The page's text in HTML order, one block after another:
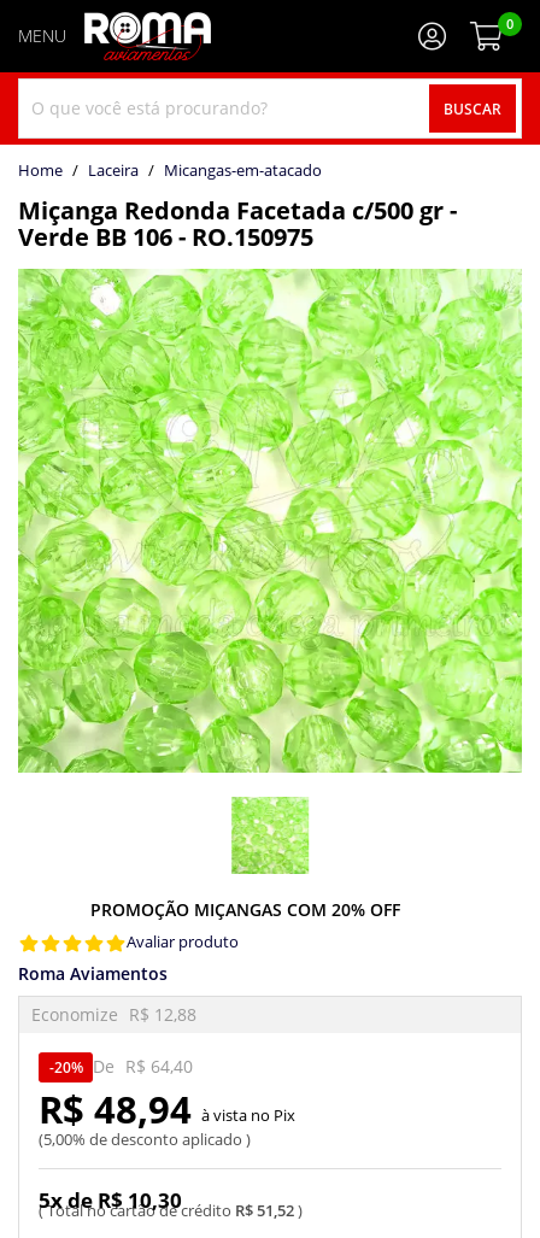
BUSCAR
0
home Laceira micangas-em-atacado
Miçanga Redonda Facetada c/500 gr -
Verde BB 106 - RO.150975
PROMOÇÃO MIÇANGAS COM 20% OFF
Avaliar produto
Roma Aviamentos
De R$ 64,40
R$ 51,52
Economize R$ 12,88
20%
5x de R$ 10,30
R$ 48,94
5,00% de desconto aplicado
Pix